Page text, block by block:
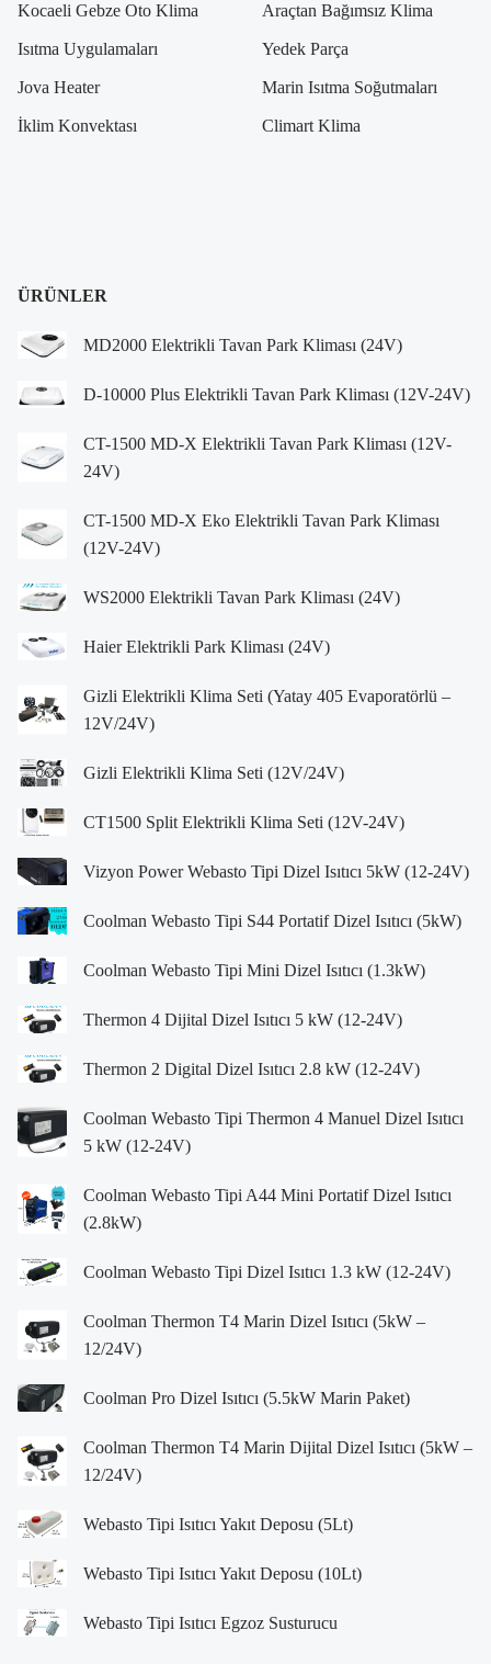
Kocaeli Gebze Oto Klima Araçtan Bağımsız Klima
Isıtma Uygulamaları Yedek Parça
Jova Heater Marin Isıtma Soğutmaları
İklim Konvektası Climart Klima
ÜRÜNLER
MD2000 Elektrikli Tavan Park Kliması (24V)
D-10000 Plus Elektrikli Tavan Park Kliması (12V-24V)
CT-1500 MD-X Elektrikli Tavan Park Kliması (12V-
24V)
CT-1500 MD-X Eko Elektrikli Tavan Park Kliması
(12V-24V)
WS2000 Elektrikli Tavan Park Kliması (24V)
Haier Elektrikli Park Kliması (24V)
Gizli Elektrikli Klima Seti (Yatay 405 Evaporatörlü –
12V/24V)
Gizli Elektrikli Klima Seti (12V/24V)
CT1500 Split Elektrikli Klima Seti (12V-24V)
Vizyon Power Webasto Tipi Dizel Isıtıcı 5kW (12-24V)
Coolman Webasto Tipi S44 Portatif Dizel Isıtıcı (5kW)
Coolman Webasto Tipi Mini Dizel Isıtıcı (1.3kW)
Thermon 4 Dijital Dizel Isıtıcı 5 kW (12-24V)
Thermon 2 Digital Dizel Isıtıcı 2.8 kW (12-24V)
Coolman Webasto Tipi Thermon 4 Manuel Dizel Isıtıcı
5 kW (12-24V)
Coolman Webasto Tipi A44 Mini Portatif Dizel Isıtıcı
(2.8kW)
Coolman Webasto Tipi Dizel Isıtıcı 1.3 kW (12-24V)
Coolman Thermon T4 Marin Dizel Isıtıcı (5kW –
12/24V)
Coolman Pro Dizel Isıtıcı (5.5kW Marin Paket)
Coolman Thermon T4 Marin Dijital Dizel Isıtıcı (5kW –
12/24V)
Webasto Tipi Isıtıcı Yakıt Deposu (5Lt)
Webasto Tipi Isıtıcı Yakıt Deposu (10Lt)
Webasto Tipi Isıtıcı Egzoz Susturucu